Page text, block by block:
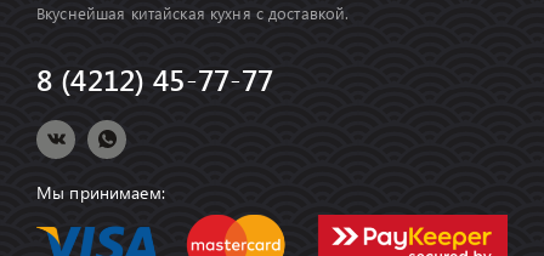
Вкуснейшая китайская кухня с доставкой.
8 (4212) 45-77-77
Мы принимаем: